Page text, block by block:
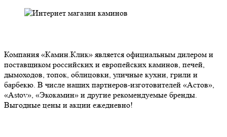
Компания «Камин.Клик» является официальным дилером и
поставщиком российских и европейских каминов, печей,
дымоходов, топок, облицовки, уличные кухни, грили и
барбекю. В числе наших партнеров-изготовителей «Астов»,
«Astov», «Экокамин» и другие рекомендуемые бренды.
Выгодные цены и акции ежедневно!